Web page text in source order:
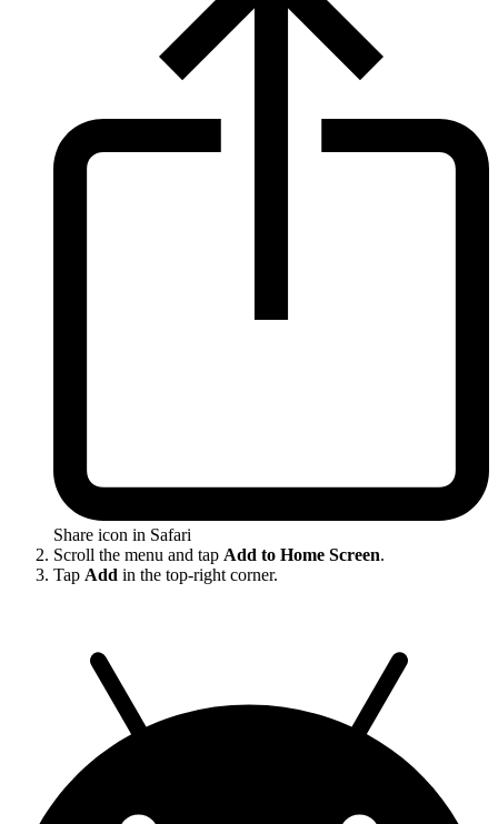
Share icon in Safari
Scroll the menu and tap Add to Home Screen.
Tap Add in the top-right corner.